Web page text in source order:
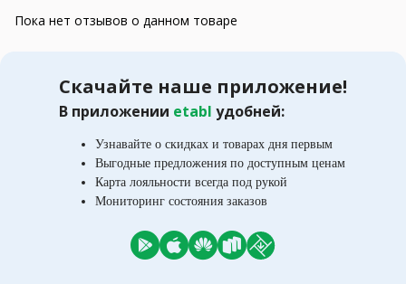
Пока нет отзывов о данном товаре
Скачайте наше приложение!
В приложении etabl удобней:
Узнавайте о скидках и товарах дня первым
Выгодные предложения по доступным ценам
Карта лояльности всегда под рукой
Мониторинг состояния заказов